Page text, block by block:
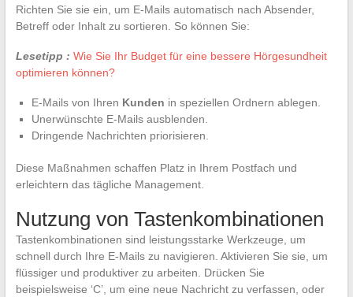
Richten Sie sie ein, um E-Mails automatisch nach Absender,
Betreff oder Inhalt zu sortieren. So können Sie:
Lesetipp : Wie Sie Ihr Budget für eine bessere Hörgesundheit
optimieren können?
E-Mails von Ihren Kunden in speziellen Ordnern ablegen.
Unerwünschte E-Mails ausblenden.
Dringende Nachrichten priorisieren.
Diese Maßnahmen schaffen Platz in Ihrem Postfach und
erleichtern das tägliche Management.
Nutzung von Tastenkombinationen
Tastenkombinationen sind leistungsstarke Werkzeuge, um
schnell durch Ihre E-Mails zu navigieren. Aktivieren Sie sie, um
flüssiger und produktiver zu arbeiten. Drücken Sie
beispielsweise ‘C’, um eine neue Nachricht zu verfassen, oder